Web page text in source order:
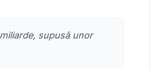
supusă unor